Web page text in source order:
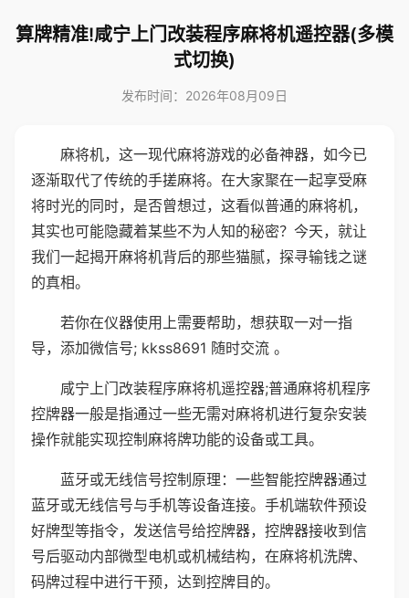
算牌精准!咸宁上门改装程序麻将机遥控器(多模
式切换)
发布时间：2026年08月09日
麻将机，这一现代麻将游戏的必备神器，如今已
逐渐取代了传统的手搓麻将。在大家聚在一起享受麻
将时光的同时，是否曾想过，这看似普通的麻将机，
其实也可能隐藏着某些不为人知的秘密？今天，就让
我们一起揭开麻将机背后的那些猫腻，探寻输钱之谜
的真相。
若你在仪器使用上需要帮助，想获取一对一指
导，添加微信号; kkss8691 随时交流 。
咸宁上门改装程序麻将机遥控器;普通麻将机程序
控牌器一般是指通过一些无需对麻将机进行复杂安装
操作就能实现控制麻将牌功能的设备或工具。
蓝牙或无线信号控制原理：一些智能控牌器通过
蓝牙或无线信号与手机等设备连接。手机端软件预设
好牌型等指令，发送信号给控牌器，控牌器接收到信
号后驱动内部微型电机或机械结构，在麻将机洗牌、
码牌过程中进行干预，达到控牌目的。